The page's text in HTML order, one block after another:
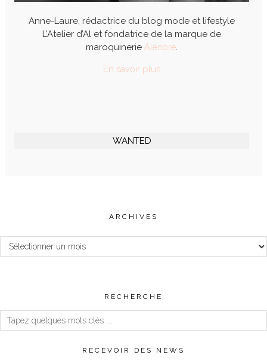
Anne-Laure, rédactrice du blog mode et lifestyle
L’Atelier d’Al et fondatrice de la marque de
maroquinerie Alénore.
En savoir plus
WANTED
ARCHIVES
Archives
RECHERCHE
RECEVOIR DES NEWS